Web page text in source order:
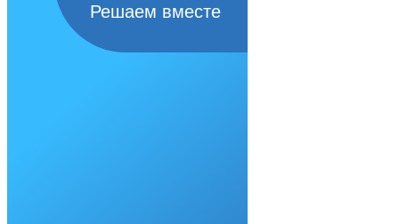
Решаем вместе